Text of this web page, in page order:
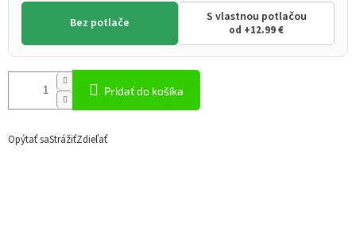
Bez potlače S vlastnou potlačou
od +12.99 €
Pridať do košíka
Opýtať saStrážiťZdieľať